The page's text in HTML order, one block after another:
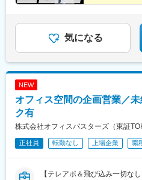
気になる
NEW
オフィス空間の企画営業／
ク有
株式会社オフィスバスターズ（東証
正社員 転勤なし 上場企業 職
【テレアポ＆飛び込み一切な